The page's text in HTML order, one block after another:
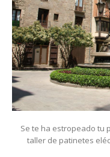
Se te ha estropeado tu
taller de patinetes